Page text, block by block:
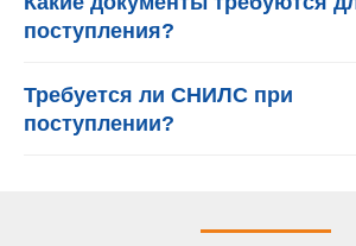
поступления?
Требуется ли СНИЛС при
поступлении?